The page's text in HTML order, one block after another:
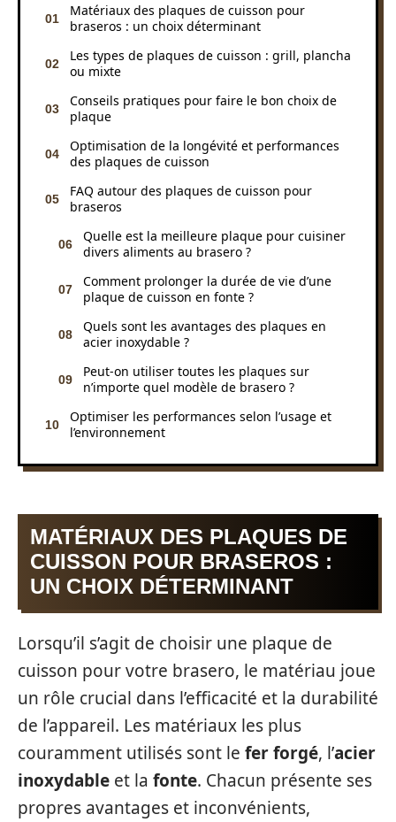
Matériaux des plaques de cuisson pour
braseros : un choix déterminant
Les types de plaques de cuisson : grill, plancha
ou mixte
Conseils pratiques pour faire le bon choix de
plaque
Optimisation de la longévité et performances
des plaques de cuisson
FAQ autour des plaques de cuisson pour
braseros
Quelle est la meilleure plaque pour cuisiner
divers aliments au brasero ?
Comment prolonger la durée de vie d’une
plaque de cuisson en fonte ?
Quels sont les avantages des plaques en
acier inoxydable ?
Peut-on utiliser toutes les plaques sur
n’importe quel modèle de brasero ?
Optimiser les performances selon l’usage et
l’environnement
MATÉRIAUX DES PLAQUES DE
CUISSON POUR BRASEROS :
UN CHOIX DÉTERMINANT
Lorsqu’il s’agit de choisir une plaque de
cuisson pour votre brasero, le matériau joue
un rôle crucial dans l’efficacité et la durabilité
de l’appareil. Les matériaux les plus
couramment utilisés sont le fer forgé, l’acier
inoxydable et la fonte. Chacun présente ses
propres avantages et inconvénients,